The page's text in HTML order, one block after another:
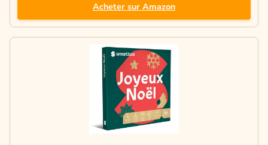
Acheter sur Amazon